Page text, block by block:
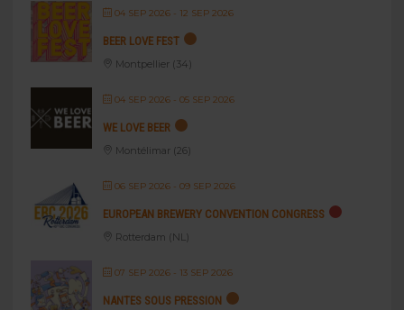
04 SEP 2026- 12 SEP 2026
BEER LOVE FEST
Montpellier (34)
04 SEP 2026- 05 SEP 2026
WE LOVE BEER
Montélimar (26)
06 SEP 2026- 09 SEP 2026
EUROPEAN BREWERY CONVENTION CONGRESS
Rotterdam (NL)
07 SEP 2026- 13 SEP 2026
NANTES SOUS PRESSION